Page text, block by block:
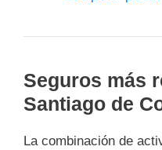
Seguros más
Santiago de
La combinación de